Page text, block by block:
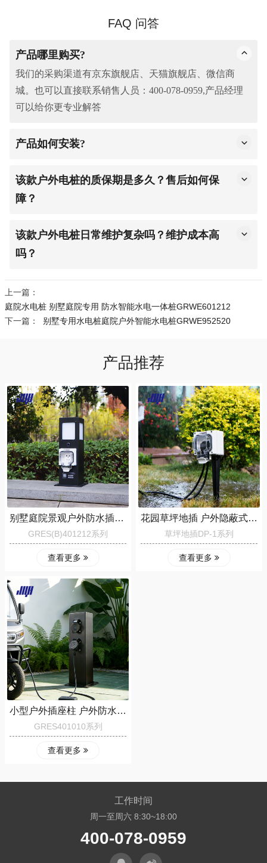
FAQ 问答
产品哪里购买?
我们的采购渠道有京东旗舰店、天猫旗舰店、微信商
城。也可以直接联系销售人员：400-078-0959,产品经理
可以给你更专业解答
产品如何安装?
索取），确认齐全；勘察点位，远离积水、靠近水电接
口，保证地面平整承重达标。
户外建议预埋固定件，检查无晃动。
（专业电工操作，规范接地）。
否正常，疑问可联系400-078-0959售后咨询。
5.联系销售人员：13388556221 潘经理.也可以直接在所
该款户外电桩的质保期是多久？售后如何保
障？
故障，厂家免费提供维修、更换配件服务。该款户外电
桩依托极亚智能全国服务网络，提供线上快速响应服
售后问题。
该款户外电桩日常维护复杂吗？维护成本高
吗？
封情况、清理设备表面灰尘即可，无需复杂操作；设备
采用耐腐蚀、抗老化不锈钢材质，耐用性强，维护成本
极低，每年只需1-2次常规检查，大幅降低该款户外电桩
上一篇：
庭院水电桩 别墅庭院专用 防水智能水电一体桩GRWE601212
下一篇：
别墅专用水电桩庭院户外智能水电桩GRWE952520
产品推荐
别墅庭院景观户外防水插座桩 3C 认证庭院电桩GRES (B) 401212
GRES(B)401212系列
查看更多
花园草坪地插 户外隐蔽式防水草坪地插DP-01系列
草坪地插DP-1系列
查看更多
小型户外插座柱 户外防水便捷式插座柱GRES401010
GRES401010系列
查看更多
工作时间
周一至周六 8:30~18:00
400-078-0959